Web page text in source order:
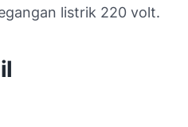
listrik 220 volt.